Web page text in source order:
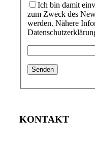
Ich bin damit
zum Zweck des
werden. Nähere
KONTAKT